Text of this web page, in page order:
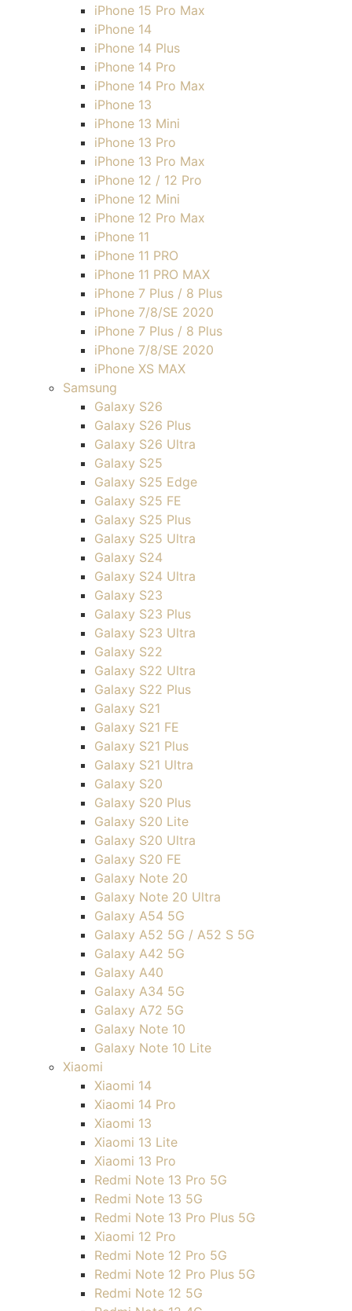
iPhone 15 Pro Max
iPhone 14
iPhone 14 Plus
iPhone 14 Pro
iPhone 14 Pro Max
iPhone 13
iPhone 13 Mini
iPhone 13 Pro
iPhone 13 Pro Max
iPhone 12 / 12 Pro
iPhone 12 Mini
iPhone 12 Pro Max
iPhone 11
iPhone 11 PRO
iPhone 11 PRO MAX
iPhone 7 Plus / 8 Plus
iPhone 7/8/SE 2020
iPhone 7 Plus / 8 Plus
iPhone 7/8/SE 2020
iPhone XS MAX
Samsung
Galaxy S26
Galaxy S26 Plus
Galaxy S26 Ultra
Galaxy S25
Galaxy S25 Edge
Galaxy S25 FE
Galaxy S25 Plus
Galaxy S25 Ultra
Galaxy S24
Galaxy S24 Ultra
Galaxy S23
Galaxy S23 Plus
Galaxy S23 Ultra
Galaxy S22
Galaxy S22 Ultra
Galaxy S22 Plus
Galaxy S21
Galaxy S21 FE
Galaxy S21 Plus
Galaxy S21 Ultra
Galaxy S20
Galaxy S20 Plus
Galaxy S20 Lite
Galaxy S20 Ultra
Galaxy S20 FE
Galaxy Note 20
Galaxy Note 20 Ultra
Galaxy A54 5G
Galaxy A52 5G / A52 S 5G
Galaxy A42 5G
Galaxy A40
Galaxy A34 5G
Galaxy A72 5G
Galaxy Note 10
Galaxy Note 10 Lite
Xiaomi
Xiaomi 14
Xiaomi 14 Pro
Xiaomi 13
Xiaomi 13 Lite
Xiaomi 13 Pro
Redmi Note 13 Pro 5G
Redmi Note 13 5G
Redmi Note 13 Pro Plus 5G
Xiaomi 12 Pro
Redmi Note 12 Pro 5G
Redmi Note 12 Pro Plus 5G
Redmi Note 12 5G